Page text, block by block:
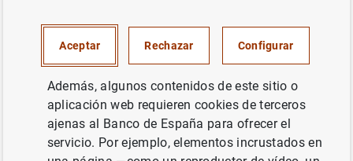
Nota sobre Target 2 (126 KB )
Aceptar Rechazar Configurar
Además, algunos contenidos de este sitio o
aplicación web requieren cookies de terceros
ajenas al Banco de España para ofrecer el
servicio. Por ejemplo, elementos incrustados en